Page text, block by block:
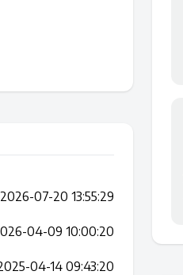
2026-07-20 13:55:29
04-09 10:00:20
04-14 09:43:20